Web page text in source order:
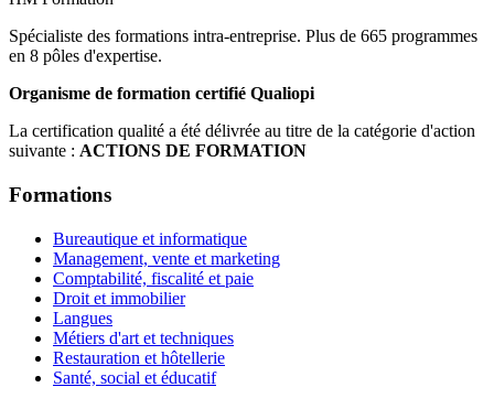
Spécialiste des formations intra-entreprise. Plus de 665 programmes
en 8 pôles d'expertise.
Organisme de formation certifié Qualiopi
La certification qualité a été délivrée au titre de la catégorie d'action
suivante : ACTIONS DE FORMATION
Formations
Bureautique et informatique
Management, vente et marketing
Comptabilité, fiscalité et paie
Droit et immobilier
Langues
Métiers d'art et techniques
Restauration et hôtellerie
Santé, social et éducatif